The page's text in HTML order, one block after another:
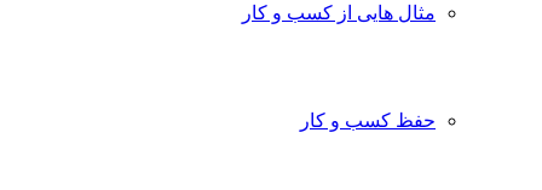
مثال هایی از کسب و کار
حفظ کسب و کار